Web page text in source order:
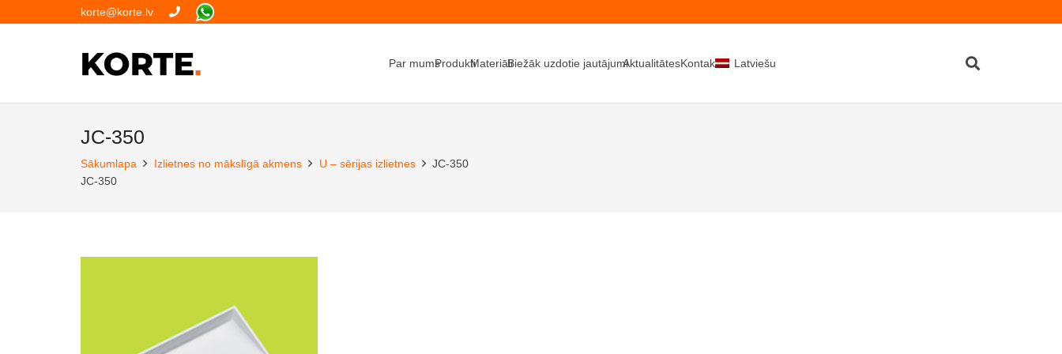
korte@korte.lv
Par mumsProduktiMateriāliBiežāk uzdotie jautājumiAktualitātesKontakti Latviešu
JC-350
Sākumlapa Izlietnes no mākslīgā akmens U – sērijas izlietnes
JC-350
JC-350